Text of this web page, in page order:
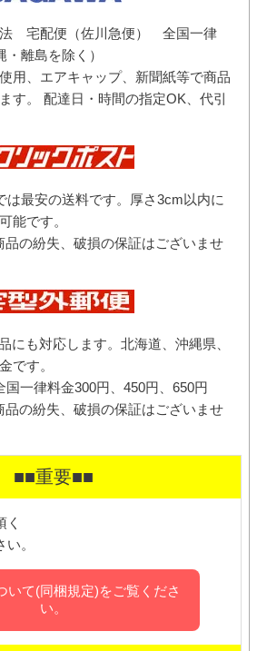
法 宅配便（佐川急便） 全国一律
離島を除く）
用、エアキャップ、新聞紙等で商品
す。 配達日・時間の指定OK、代引
は最安の送料です。厚さ3cm以内に
能です。
の紛失、破損の保証はございませ
にも対応します。北海道、沖縄県、
です。
一律料金300円、450円、650円
の紛失、破損の保証はございませ
■■重要■■
く
。
いて(同梱規定)をご覧くださ
い。